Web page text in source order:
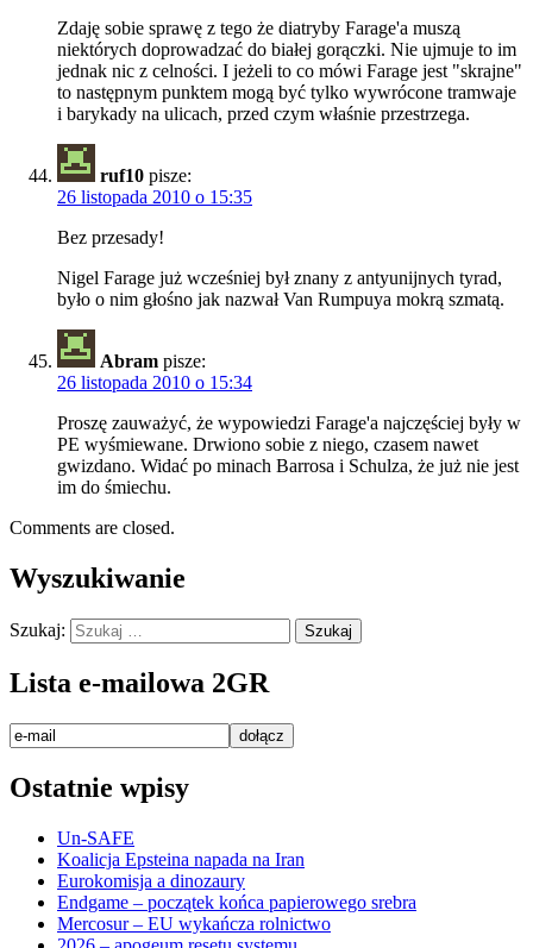
Zdaję sobie sprawę z tego że diatryby Farage'a muszą
niektórych doprowadzać do białej gorączki. Nie ujmuje to im
jednak nic z celności. I jeżeli to co mówi Farage jest "skrajne"
to następnym punktem mogą być tylko wywrócone tramwaje
i barykady na ulicach, przed czym właśnie przestrzega.
ruf10 pisze:
26 listopada 2010 o 15:35
Bez przesady!
Nigel Farage już wcześniej był znany z antyunijnych tyrad,
było o nim głośno jak nazwał Van Rumpuya mokrą szmatą.
Abram pisze:
26 listopada 2010 o 15:34
Proszę zauważyć, że wypowiedzi Farage'a najczęściej były w
PE wyśmiewane. Drwiono sobie z niego, czasem nawet
gwizdano. Widać po minach Barrosa i Schulza, że już nie jest
im do śmiechu.
Comments are closed.
Wyszukiwanie
Szukaj:
Lista e-mailowa 2GR
Ostatnie wpisy
Un-SAFE
Koalicja Epsteina napada na Iran
Eurokomisja a dinozaury
Endgame – początek końca papierowego srebra
Mercosur – EU wykańcza rolnictwo